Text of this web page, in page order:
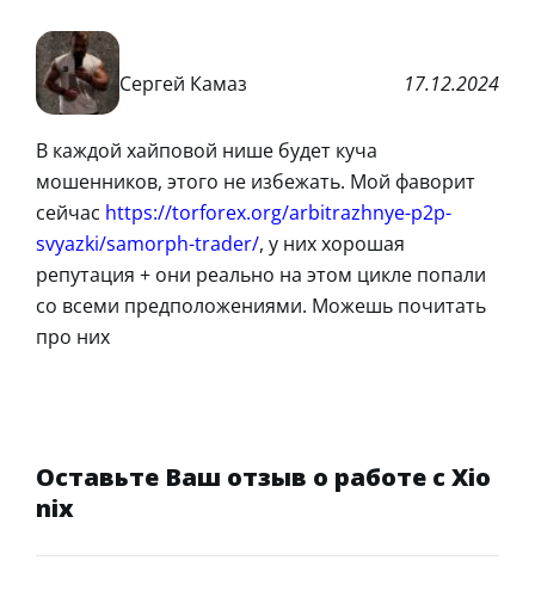
Сергей Камаз 17.12.2024
В каждой хайповой нише будет куча
мошенников, этого не избежать. Мой фаворит
сейчас https://torforex.org/arbitrazhnye-p2p-
svyazki/samorph-trader/, у них хорошая
репутация + они реально на этом цикле попали
со всеми предположениями. Можешь почитать
про них
Оставьте Ваш отзыв о работе с Xio
nix